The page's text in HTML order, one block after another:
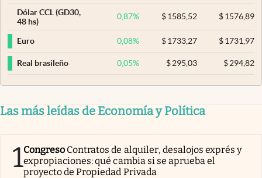
Dólar CCL (GD30,
48 hs)
0,87% $ 1585,52 $1576,89
Euro 0,08% $ 1733,27 $1731,97
Real brasileño 0,05% $ 295,03 $294,82
Las más leídas de Economía y Política
1Congreso Contratos de alquiler, desalojos exprés y
expropiaciones: qué cambia si se aprueba el
proyecto de Propiedad Privada